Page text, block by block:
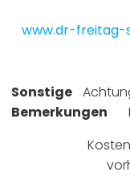
www.dr-freitag-
Sonstige
Bemerkungen